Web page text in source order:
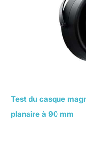
Test du casque
planaire à 90 mm